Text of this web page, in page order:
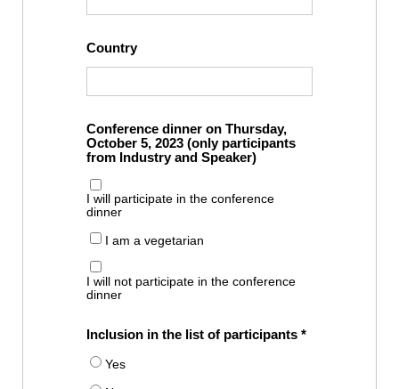
Country
Conference dinner on Thursday,
October 5, 2023 (only participants
from Industry and Speaker)
I will participate in the conference
dinner
I am a vegetarian
I will not participate in the conference
dinner
Inclusion in the list of participants
Yes